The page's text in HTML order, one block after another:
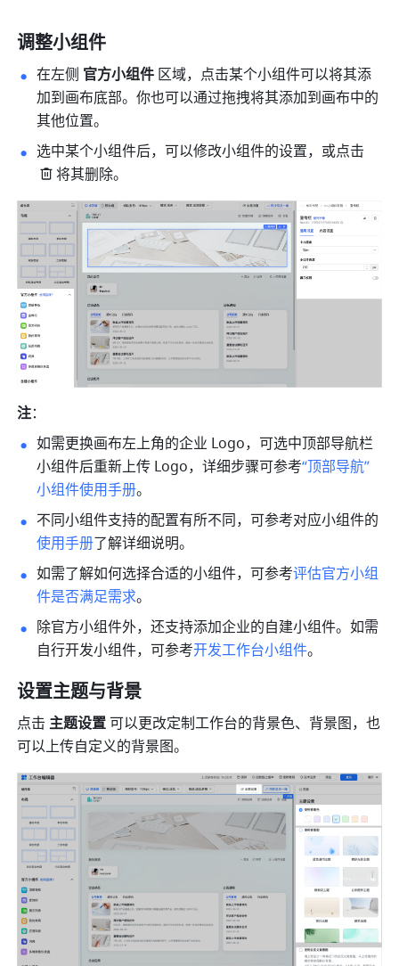
调整小组件
在左侧 官方小组件 区域，点击某个小组件可以将其添
加到画布底部。你也可以通过拖拽将其添加到画布中的
其他位置。
选中某个小组件后，可以修改小组件的设置，或点击
将其删除。
注：
如需更换画布左上角的企业 Logo，可选中顶部导航栏
小组件后重新上传 Logo，详细步骤可参考“顶部导航”
小组件使用手册。
不同小组件支持的配置有所不同，可参考对应小组件的
使用手册了解详细说明。
如需了解如何选择合适的小组件，可参考评估官方小组
件是否满足需求。
除官方小组件外，还支持添加企业的自建小组件。如需
自行开发小组件，可参考开发工作台小组件。
设置主题与背景
点击 主题设置 可以更改定制工作台的背景色、背景图，也
可以上传自定义的背景图。